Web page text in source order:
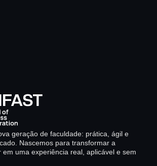
geração de faculdade: prática, ágil e
Nascemos para transformar a
em uma experiência real, aplicável e sem